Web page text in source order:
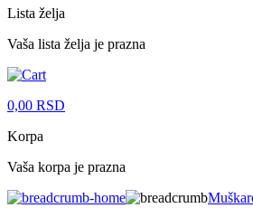
Lista želja
Vaša lista želja je prazna
0,00 RSD
Korpa
Vaša korpa je prazna